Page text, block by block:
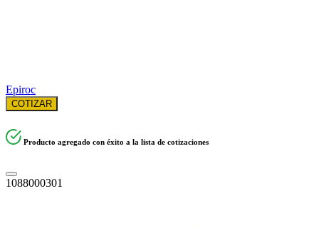
Epiroc
COTIZAR
Producto agregado con éxito a la lista de cotizaciones
1088000301